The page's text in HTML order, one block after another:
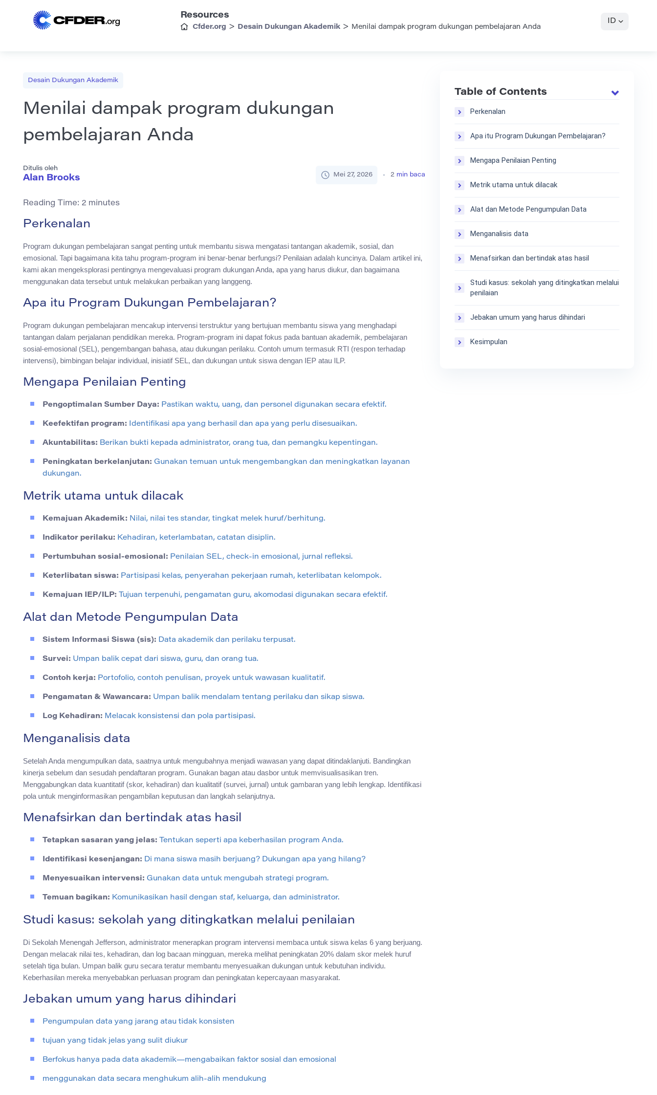
Resources
Cfder.org > Desain Dukungan Akademik> Menilai dampak program dukungan pembelajaran Anda
ID
Desain Dukungan Akademik
Menilai dampak program dukungan
pembelajaran Anda
Ditulis oleh
Alan Brooks Mei 27, 2026 2 min baca
Reading Time: 2 minutes
Perkenalan
Program dukungan pembelajaran sangat penting untuk membantu siswa mengatasi tantangan akademik, sosial, dan
emosional. Tapi bagaimana kita tahu program-program ini benar-benar berfungsi? Penilaian adalah kuncinya. Dalam artikel ini,
kami akan mengeksplorasi pentingnya mengevaluasi program dukungan Anda, apa yang harus diukur, dan bagaimana
menggunakan data tersebut untuk melakukan perbaikan yang langgeng.
Apa itu Program Dukungan Pembelajaran?
Program dukungan pembelajaran mencakup intervensi terstruktur yang bertujuan membantu siswa yang menghadapi
tantangan dalam perjalanan pendidikan mereka. Program-program ini dapat fokus pada bantuan akademik, pembelajaran
sosial-emosional (SEL), pengembangan bahasa, atau dukungan perilaku. Contoh umum termasuk RTI (respon terhadap
intervensi), bimbingan belajar individual, inisiatif SEL, dan dukungan untuk siswa dengan IEP atau ILP.
Mengapa Penilaian Penting
Pengoptimalan Sumber Daya: Pastikan waktu, uang, dan personel digunakan secara efektif.
Keefektifan program: Identifikasi apa yang berhasil dan apa yang perlu disesuaikan.
Akuntabilitas: Berikan bukti kepada administrator, orang tua, dan pemangku kepentingan.
Peningkatan berkelanjutan: Gunakan temuan untuk mengembangkan dan meningkatkan layanan
dukungan.
Metrik utama untuk dilacak
Kemajuan Akademik: Nilai, nilai tes standar, tingkat melek huruf/berhitung.
Indikator perilaku: Kehadiran, keterlambatan, catatan disiplin.
Pertumbuhan sosial-emosional: Penilaian SEL, check-in emosional, jurnal refleksi.
Keterlibatan siswa: Partisipasi kelas, penyerahan pekerjaan rumah, keterlibatan kelompok.
Kemajuan IEP/ILP: Tujuan terpenuhi, pengamatan guru, akomodasi digunakan secara efektif.
Alat dan Metode Pengumpulan Data
Sistem Informasi Siswa (sis): Data akademik dan perilaku terpusat.
Survei: Umpan balik cepat dari siswa, guru, dan orang tua.
Contoh kerja: Portofolio, contoh penulisan, proyek untuk wawasan kualitatif.
Pengamatan & Wawancara: Umpan balik mendalam tentang perilaku dan sikap siswa.
Log Kehadiran: Melacak konsistensi dan pola partisipasi.
Menganalisis data
Setelah Anda mengumpulkan data, saatnya untuk mengubahnya menjadi wawasan yang dapat ditindaklanjuti. Bandingkan
kinerja sebelum dan sesudah pendaftaran program. Gunakan bagan atau dasbor untuk memvisualisasikan tren.
Menggabungkan data kuantitatif (skor, kehadiran) dan kualitatif (survei, jurnal) untuk gambaran yang lebih lengkap. Identifikasi
pola untuk menginformasikan pengambilan keputusan dan langkah selanjutnya.
Menafsirkan dan bertindak atas hasil
Tetapkan sasaran yang jelas: Tentukan seperti apa keberhasilan program Anda.
Identifikasi kesenjangan: Di mana siswa masih berjuang? Dukungan apa yang hilang?
Menyesuaikan intervensi: Gunakan data untuk mengubah strategi program.
Temuan bagikan: Komunikasikan hasil dengan staf, keluarga, dan administrator.
Studi kasus: sekolah yang ditingkatkan melalui penilaian
Di Sekolah Menengah Jefferson, administrator menerapkan program intervensi membaca untuk siswa kelas 6 yang berjuang.
Dengan melacak nilai tes, kehadiran, dan log bacaan mingguan, mereka melihat peningkatan 20% dalam skor melek huruf
setelah tiga bulan. Umpan balik guru secara teratur membantu menyesuaikan dukungan untuk kebutuhan individu.
Keberhasilan mereka menyebabkan perluasan program dan peningkatan kepercayaan masyarakat.
Jebakan umum yang harus dihindari
Pengumpulan data yang jarang atau tidak konsisten
tujuan yang tidak jelas yang sulit diukur
Berfokus hanya pada data akademik—mengabaikan faktor sosial dan emosional
menggunakan data secara menghukum alih-alih mendukung
Table of Contents
Perkenalan
Apa itu Program Dukungan Pembelajaran?
Mengapa Penilaian Penting
Metrik utama untuk dilacak
Alat dan Metode Pengumpulan Data
Menganalisis data
Menafsirkan dan bertindak atas hasil
Studi kasus: sekolah yang ditingkatkan melalui
penilaian
Jebakan umum yang harus dihindari
Kesimpulan